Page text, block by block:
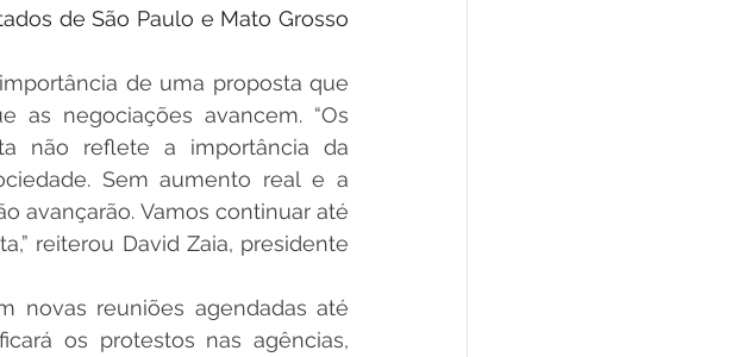
de São Paulo e Mato Grosso
de uma proposta que
as negociações avancem. “Os
não reflete a importância da
Sem aumento real e a
avançarão. Vamos continuar até
reiterou David Zaia, presidente
novas reuniões agendadas até
os protestos nas agências,